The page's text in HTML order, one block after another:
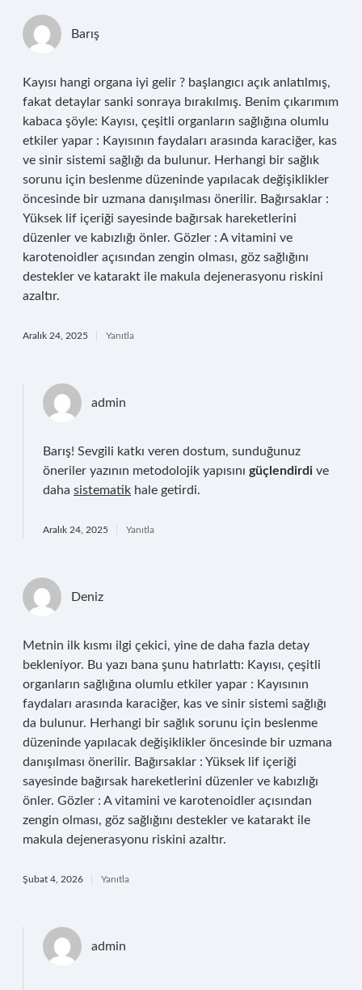
Barış
Kayısı hangi organa iyi gelir ? başlangıcı açık anlatılmış,
fakat detaylar sanki sonraya bırakılmış. Benim çıkarımım
kabaca şöyle: Kayısı, çeşitli organların sağlığına olumlu
etkiler yapar : Kayısının faydaları arasında karaciğer, kas
ve sinir sistemi sağlığı da bulunur. Herhangi bir sağlık
sorunu için beslenme düzeninde yapılacak değişiklikler
öncesinde bir uzmana danışılması önerilir. Bağırsaklar :
Yüksek lif içeriği sayesinde bağırsak hareketlerini
düzenler ve kabızlığı önler. Gözler : A vitamini ve
karotenoidler açısından zengin olması, göz sağlığını
destekler ve katarakt ile makula dejenerasyonu riskini
azaltır.
Aralık 24, 2025 Yanıtla
admin
Barış! Sevgili katkı veren dostum, sunduğunuz
öneriler yazının metodolojik yapısını güçlendirdi ve
daha sistematik hale getirdi.
Aralık 24, 2025 Yanıtla
Deniz
Metnin ilk kısmı ilgi çekici, yine de daha fazla detay
bekleniyor. Bu yazı bana şunu hatırlattı: Kayısı, çeşitli
organların sağlığına olumlu etkiler yapar : Kayısının
faydaları arasında karaciğer, kas ve sinir sistemi sağlığı
da bulunur. Herhangi bir sağlık sorunu için beslenme
düzeninde yapılacak değişiklikler öncesinde bir uzmana
danışılması önerilir. Bağırsaklar : Yüksek lif içeriği
sayesinde bağırsak hareketlerini düzenler ve kabızlığı
önler. Gözler : A vitamini ve karotenoidler açısından
zengin olması, göz sağlığını destekler ve katarakt ile
makula dejenerasyonu riskini azaltır.
Şubat 4, 2026 Yanıtla
admin